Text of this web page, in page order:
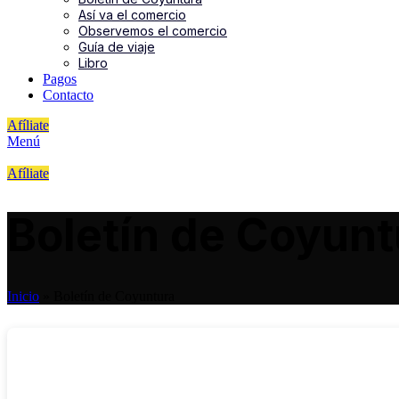
Así va el comercio
Observemos el comercio
Guía de viaje
Libro
Pagos
Contacto
Afíliate
Menú
Afíliate
Inicio